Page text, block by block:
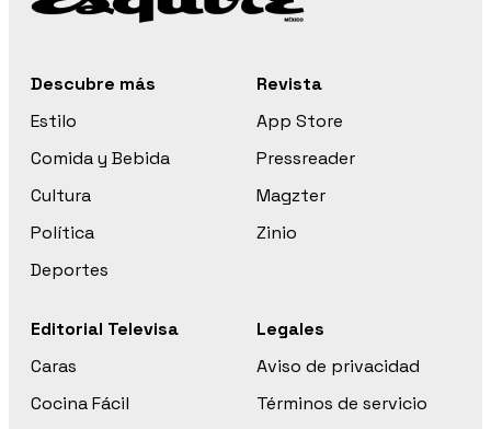
Descubre más
Estilo
Comida y Bebida
Cultura
Política
Deportes
Revista
App Store
Pressreader
Magzter
Zinio
Editorial Televisa
Caras
Cocina Fácil
Legales
Aviso de privacidad
Términos de servicio